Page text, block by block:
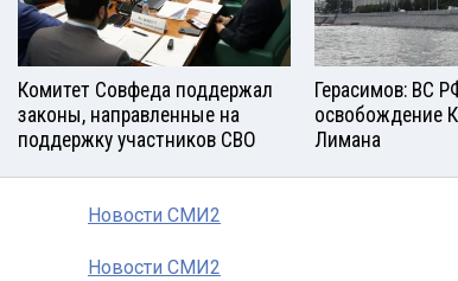
Комитет Совфеда поддержал
законы, направленные на
поддержку участников СВО
Герасимов: ВС
освобождение
Лимана
Новости СМИ2
Новости СМИ2